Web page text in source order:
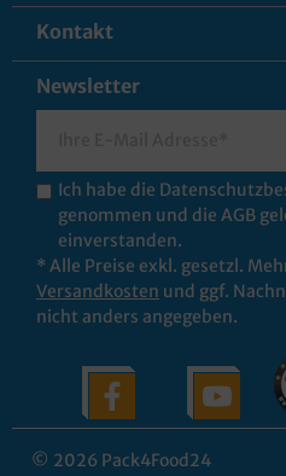
Kontakt
Newsletter
Ich habe die
genommen und die AGB
einverstanden.
* Alle Preise exkl. gesetzl.
Versandkosten und ggf.
nicht anders angegeben.
© 2026 Pack4Food24